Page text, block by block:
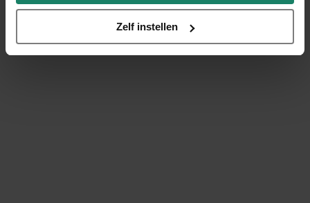
Zelf instellen